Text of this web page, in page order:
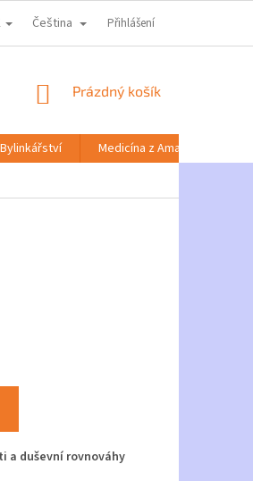
ÚDAJŮ DOPRAVA A PLATBA
Čeština Přihlášení
NÁKUPNÍ
Prázdný košík
Bylinkářství
Medicína z Amazonie
a duševní rovnováhy